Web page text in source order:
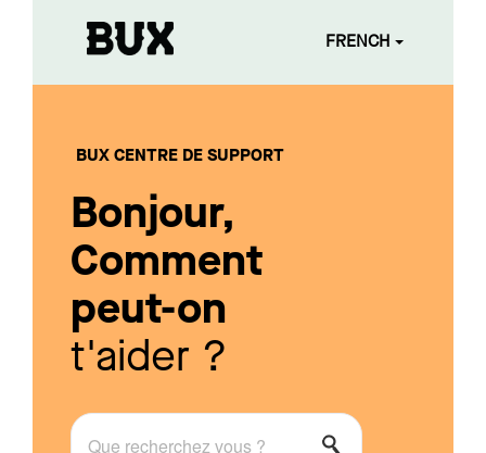
FRENCH
BUX CENTRE DE SUPPORT
Bonjour,
Comment
peut-on
t'aider ?